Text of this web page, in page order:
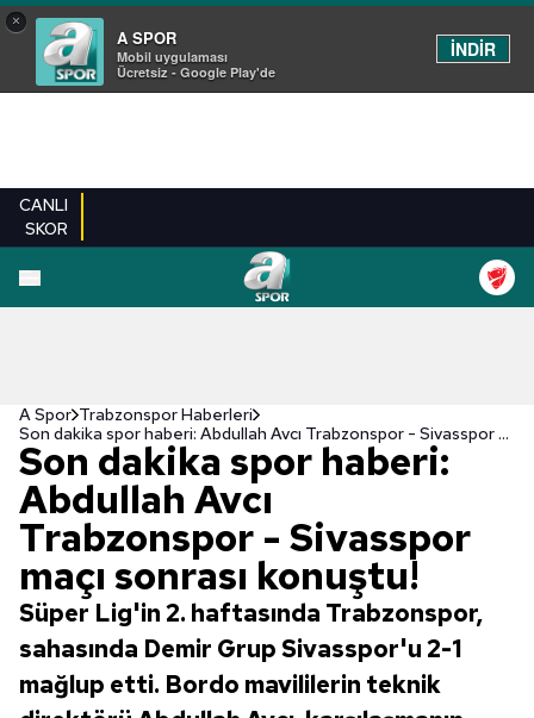
×
A SPOR
Mobil uygulaması
Ücretsiz - Google Play'de
İNDİR
CANLI
SKOR
A Spor Trabzonspor Haberleri
Son dakika spor haberi: Abdullah Avcı Trabzonspor - Sivasspor maçı sonrası konuştu!
Son dakika spor haberi:
Abdullah Avcı
Trabzonspor - Sivasspor
maçı sonrası konuştu!
Süper Lig'in 2. haftasında Trabzonspor,
sahasında Demir Grup Sivasspor'u 2-1
mağlup etti. Bordo mavililerin teknik